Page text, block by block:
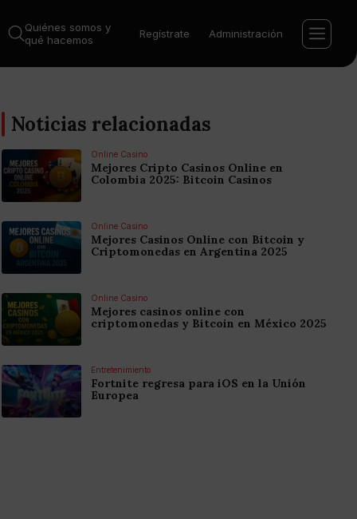
Quiénes somos y
qué hacemos
Regístrate Administración
Noticias relacionadas
Online Casino
Mejores Cripto Casinos Online en
Colombia 2025: Bitcoin Casinos
Online Casino
Mejores Casinos Online con Bitcoin y
Criptomonedas en Argentina 2025
Online Casino
Mejores casinos online con
criptomonedas y Bitcoin en México 2025
Entretenimiento
Fortnite regresa para iOS en la Unión
Europea